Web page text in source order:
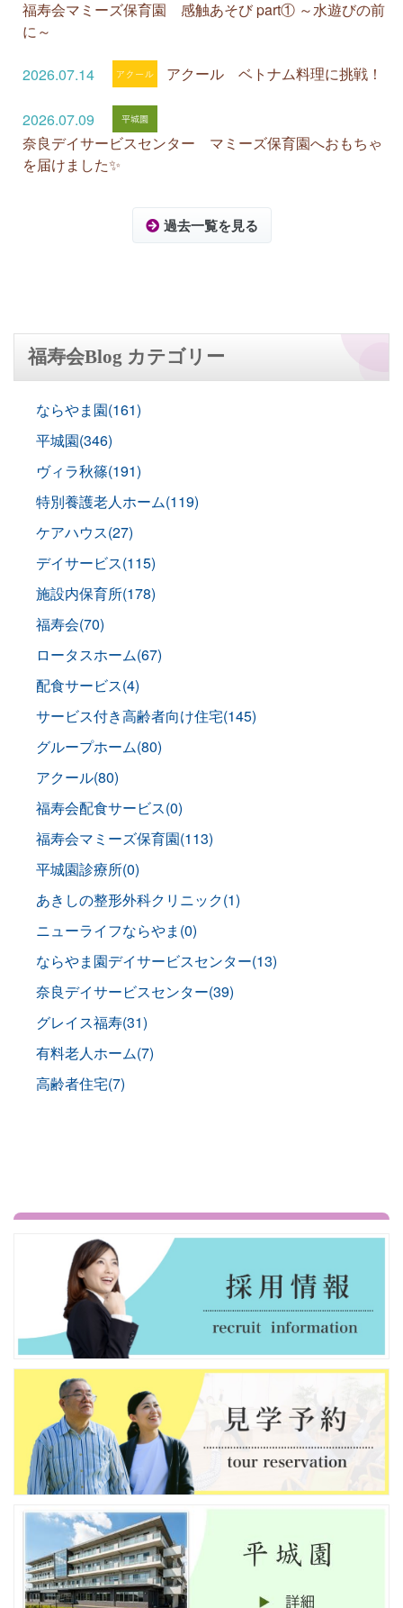
福寿会マミーズ保育園 感触あそび part① ～水遊びの前
に～
2026.07.14 アクール ベトナム料理に挑戦！
2026.07.09
奈良デイサービスセンター マミーズ保育園へおもちゃ
を届けました✨
過去一覧を見る
福寿会Blog カテゴリー
ならやま園(161)
平城園(346)
ヴィラ秋篠(191)
特別養護老人ホーム(119)
ケアハウス(27)
デイサービス(115)
施設内保育所(178)
福寿会(70)
ロータスホーム(67)
配食サービス(4)
サービス付き高齢者向け住宅(145)
グループホーム(80)
アクール(80)
福寿会配食サービス(0)
福寿会マミーズ保育園(113)
平城園診療所(0)
あきしの整形外科クリニック(1)
ニューライフならやま(0)
ならやま園デイサービスセンター(13)
奈良デイサービスセンター(39)
グレイス福寿(31)
有料老人ホーム(7)
高齢者住宅(7)